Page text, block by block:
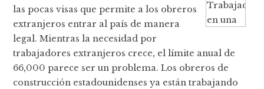
las pocas visas que permite a los obreros
extranjeros entrar al país de manera
legal. Mientras la necesidad por
trabajadores extranjeros crece, el límite anual de
66,000 parece ser un problema. Los obreros de
construcción estadounidenses ya están trabajando